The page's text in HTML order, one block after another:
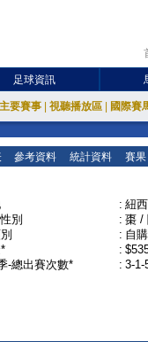
足球資訊
主要賽事 視聽播放區 國際賽
參考資料 統計資料 賽果
: 紐
別
: 棗 /
: 自
:
-總出賽次數*
: 3-1-